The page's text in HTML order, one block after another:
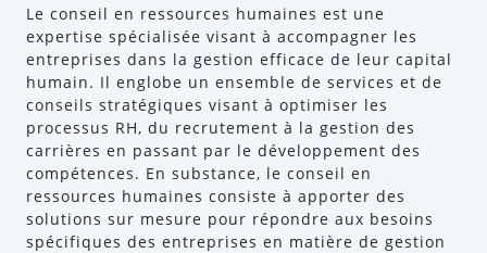
Le conseil en ressources humaines est une
expertise spécialisée visant à accompagner les
entreprises dans la gestion efficace de leur capital
humain. Il englobe un ensemble de services et de
conseils stratégiques visant à optimiser les
processus RH, du recrutement à la gestion des
carrières en passant par le développement des
compétences. En substance, le conseil en
ressources humaines consiste à apporter des
solutions sur mesure pour répondre aux besoins
spécifiques des entreprises en matière de gestion